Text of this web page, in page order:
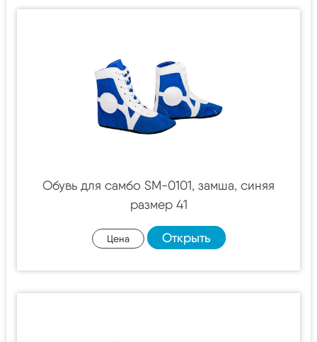
Обувь для самбо SM-0101, замша, синяя
размер 41
Цена Открыть